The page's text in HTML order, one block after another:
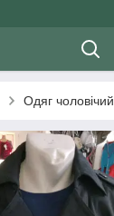
Одяг чоловічий